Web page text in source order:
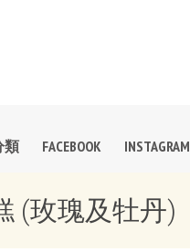
類 FACEBOOK INSTAGRAM
(玫瑰及牡丹)